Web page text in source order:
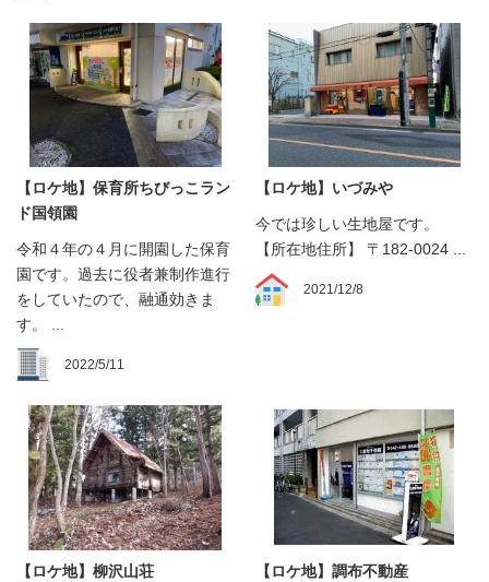
【ロケ地】保育所ちびっこラン
ド国領園
令和４年の４月に開園した保育
園です。過去に役者兼制作進行
をしていたので、融通効きま
す。 ...
2022/5/11
【ロケ地】いづみや
今では珍しい生地屋です。
【所在地住所】 〒182-0024 ...
2021/12/8
【ロケ地】柳沢山荘 【ロケ地】調布不動産